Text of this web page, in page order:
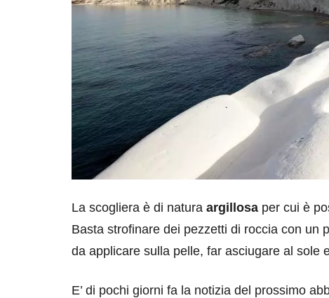
La scogliera è di natura argillosa per cui è
Basta strofinare dei pezzetti di roccia con un
da applicare sulla pelle, far asciugare al sole
E’ di pochi giorni fa la notizia del prossimo